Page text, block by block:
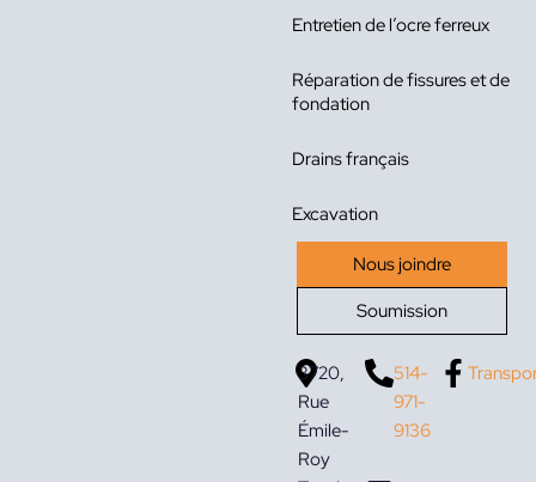
Entretien de l’ocre ferreux
Réparation de fissures et de
fondation
Drains français
Excavation
Nous joindre
Soumission
3720,
Rue
Émile-
Roy
514-
971-
9136